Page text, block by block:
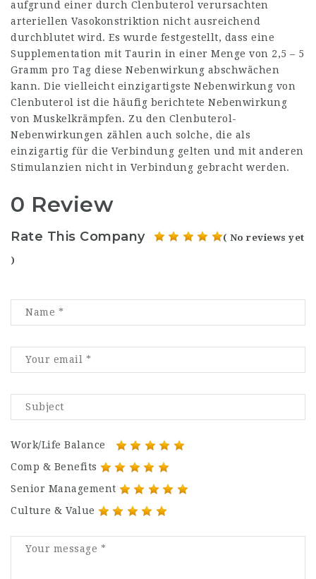
aufgrund einer durch Clenbuterol verursachten
arteriellen Vasokonstriktion nicht ausreichend
durchblutet wird. Es wurde festgestellt, dass eine
Supplementation mit Taurin in einer Menge von 2,5 – 5
Gramm pro Tag diese Nebenwirkung abschwächen
kann. Die vielleicht einzigartigste Nebenwirkung von
Clenbuterol ist die häufig berichtete Nebenwirkung
von Muskelkrämpfen. Zu den Clenbuterol-
Nebenwirkungen zählen auch solche, die als
einzigartig für die Verbindung gelten und mit anderen
Stimulanzien nicht in Verbindung gebracht werden.
0 Review
Rate This Company ( No reviews yet
)
Work/Life Balance
Comp & Benefits
Senior Management
Culture & Value